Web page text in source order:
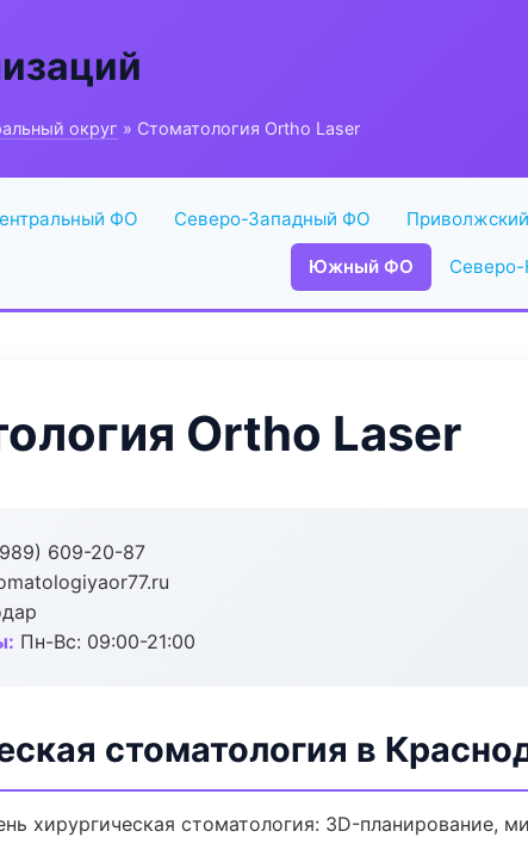
округ » Стоматология Ortho Laser
ФО Северо-Западный ФО
Южный ФО
Ortho Laser
609-20-87
Пн-Вс: 09:00-21:00
стоматология в
хирургическая стоматология: 3D-планирование,